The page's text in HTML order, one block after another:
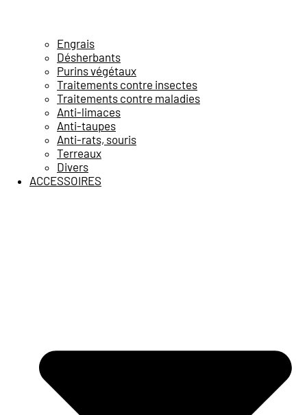
Engrais
Désherbants
Purins végétaux
Traitements contre insectes
Traitements contre maladies
Anti-limaces
Anti-taupes
Anti-rats, souris
Terreaux
Divers
ACCESSOIRES